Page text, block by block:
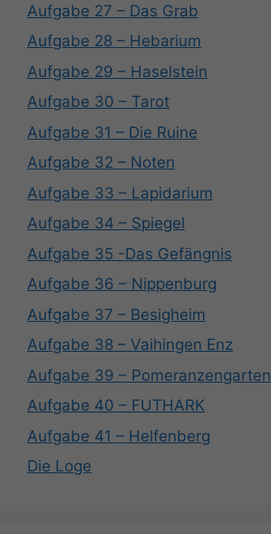
Aufgabe 27 – Das Grab
Aufgabe 28 – Hebarium
Aufgabe 29 – Haselstein
Aufgabe 30 – Tarot
Aufgabe 31 – Die Ruine
Aufgabe 32 – Noten
Aufgabe 33 – Lapidarium
Aufgabe 34 – Spiegel
Aufgabe 35 -Das Gefängnis
Aufgabe 36 – Nippenburg
Aufgabe 37 – Besigheim
Aufgabe 38 – Vaihingen Enz
Aufgabe 39 – Pomeranzengarten
Aufgabe 40 – FUTHARK
Aufgabe 41 – Helfenberg
Die Loge